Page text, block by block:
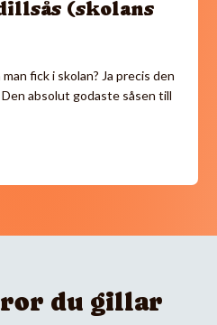
(skolans
fick i skolan? Ja precis den
absolut godaste såsen till
du gillar